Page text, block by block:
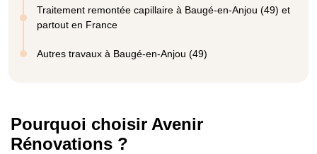
Traitement remontée capillaire à Baugé-en-Anjou (49) et
partout en France
Autres travaux à Baugé-en-Anjou (49)
Pourquoi choisir Avenir
Rénovations ?